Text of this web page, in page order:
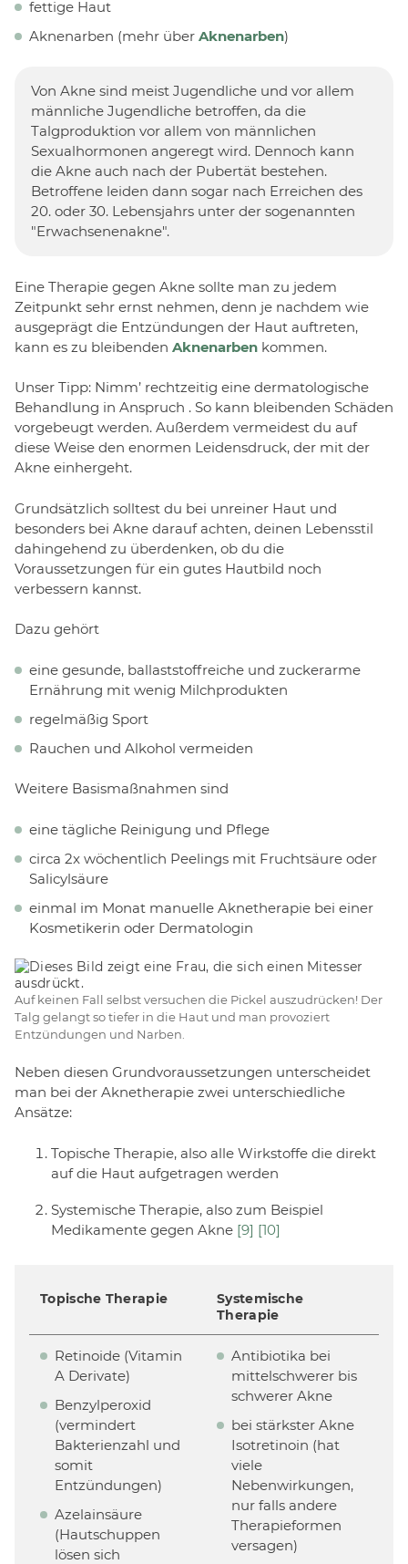
fettige Haut
Aknenarben (mehr über Aknenarben)
Von Akne sind meist Jugendliche und vor allem
männliche Jugendliche betroffen, da die
Talgproduktion vor allem von männlichen
Sexualhormonen angeregt wird. Dennoch kann
die Akne auch nach der Pubertät bestehen.
Betroffene leiden dann sogar nach Erreichen des
20. oder 30. Lebensjahrs unter der sogenannten
"Erwachsenenakne".
Eine Therapie gegen Akne sollte man zu jedem
Zeitpunkt sehr ernst nehmen, denn je nachdem wie
ausgeprägt die Entzündungen der Haut auftreten,
kann es zu bleibenden Aknenarben kommen.
Unser Tipp: Nimm’ rechtzeitig eine dermatologische
Behandlung in Anspruch . So kann bleibenden Schäden
vorgebeugt werden. Außerdem vermeidest du auf
diese Weise den enormen Leidensdruck, der mit der
Akne einhergeht.
Grundsätzlich solltest du bei unreiner Haut und
besonders bei Akne darauf achten, deinen Lebensstil
dahingehend zu überdenken, ob du die
Voraussetzungen für ein gutes Hautbild noch
verbessern kannst.
Dazu gehört
eine gesunde, ballaststoffreiche und zuckerarme
Ernährung mit wenig Milchprodukten
regelmäßig Sport
Rauchen und Alkohol vermeiden
Weitere Basismaßnahmen sind
eine tägliche Reinigung und Pflege
circa 2x wöchentlich Peelings mit Fruchtsäure oder
Salicylsäure
einmal im Monat manuelle Aknetherapie bei einer
Kosmetikerin oder Dermatologin
Auf keinen Fall selbst versuchen die Pickel auszudrücken! Der
Talg gelangt so tiefer in die Haut und man provoziert
Entzündungen und Narben.
Neben diesen Grundvoraussetzungen unterscheidet
man bei der Aknetherapie zwei unterschiedliche
Ansätze:
Topische Therapie, also alle Wirkstoffe die direkt
auf die Haut aufgetragen werden
Systemische Therapie, also zum Beispiel
Medikamente gegen Akne [9] [10]
Topische Therapie
Systemische
Therapie
Retinoide (Vitamin
A Derivate)
Benzylperoxid
(vermindert
Bakterienzahl und
somit
Entzündungen)
Azelainsäure
(Hautschuppen
lösen sich
Antibiotika bei
mittelschwerer bis
schwerer Akne
bei stärkster Akne
Isotretinoin (hat
viele
Nebenwirkungen,
nur falls andere
Therapieformen
versagen)